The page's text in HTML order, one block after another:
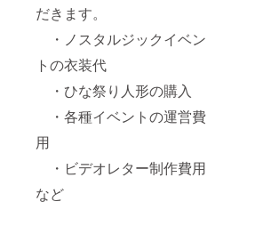
だきます。
・ノスタルジックイベン
トの衣装代
・ひな祭り人形の購入
・各種イベントの運営費
用
・ビデオレター制作費用
など